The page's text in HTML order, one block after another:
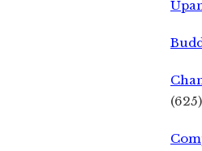
(625)